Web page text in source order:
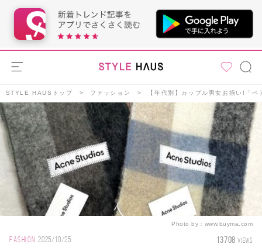
STYLE HAUSトップ ファッション 【年代別】カップル男女お揃い!「
Photo by： www.buyma.com
FASHION 2025/10/25 13708 VIEWS